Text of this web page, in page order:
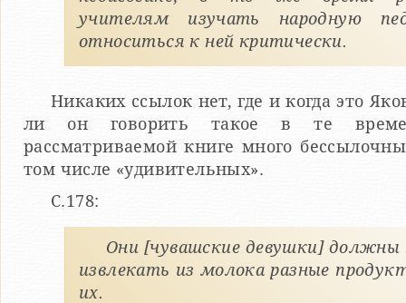
учителям изучать народную
относиться к ней критически.
Никаких ссылок нет, где и когда это
ли он говорить такое в те
рассматриваемой книге много
том числе «удивительных».
С.178:
Они [чувашские девушки] должны
извлекать из молока разные
их.